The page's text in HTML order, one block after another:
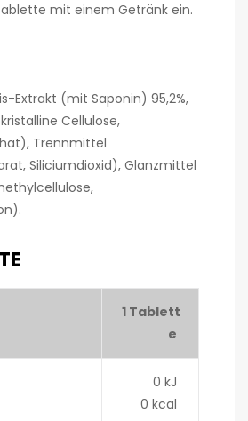
mit einem Getränk ein.
Extrakt (mit Saponin) 95,2%,
Cellulose,
Trennmittel
Siliciumdioxid), Glanzmittel
1 Tablett
e
0 kJ
0 kcal